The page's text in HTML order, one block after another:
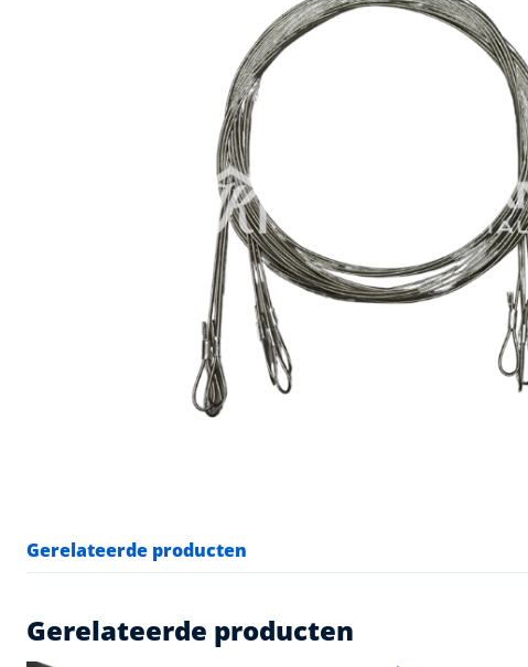
Gerelateerde producten
Gerelateerde producten